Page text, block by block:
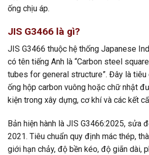
ống chịu áp.
JIS G3466 là gì?
JIS G3466 thuộc hệ thống Japanese
có tên tiếng Anh là “Carbon steel
tubes for general structure”. Đây là tiêu
ống hộp carbon vuông hoặc chữ nhật
kiện trong xây dựng, cơ khí và các kết
Bản hiện hành là JIS G3466:2025, sửa
2021. Tiêu chuẩn quy định mác thép,
giới hạn chảy, độ bền kéo, độ giãn dài,